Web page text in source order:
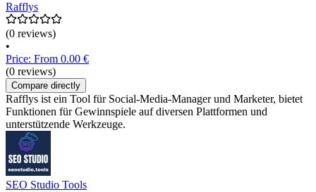
Rafflys
(0 reviews)
•
Price: From 0.00 €
(0 reviews)
Compare directly
Rafflys ist ein Tool für Social-Media-Manager und Marketer, bietet
Funktionen für Gewinnspiele auf diversen Plattformen und
unterstützende Werkzeuge.
SEO Studio Tools